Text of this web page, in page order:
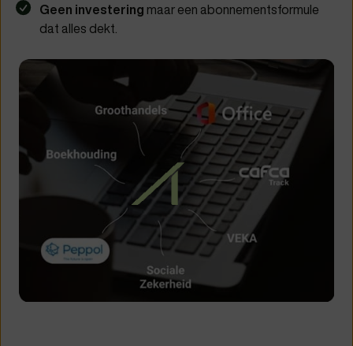
Geen investering maar een abonnementsformule
dat alles dekt.